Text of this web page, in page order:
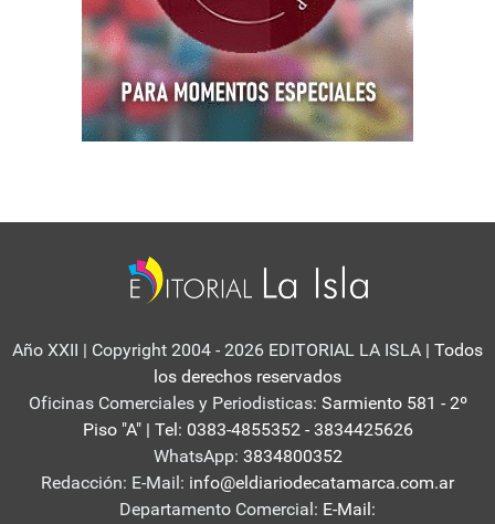
Año XXII | Copyright 2004 - 2026 EDITORIAL LA ISLA | Todos
los derechos reservados
Oficinas Comerciales y Periodisticas: Sarmiento 581 - 2º
Piso "A" | Tel: 0383-4855352 - 3834425626
WhatsApp: 3834800352
Redacción: E-Mail: info@eldiariodecatamarca.com.ar
Departamento Comercial: E-Mail: